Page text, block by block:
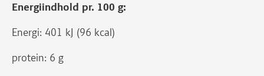
Energiindhold pr. 100 g:
Energi: 401 kJ (96 kcal)
protein: 6 g